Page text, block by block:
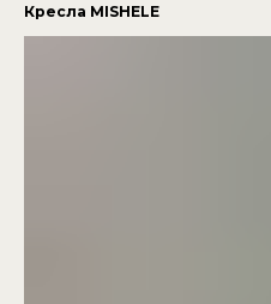
Кресла MISHELE